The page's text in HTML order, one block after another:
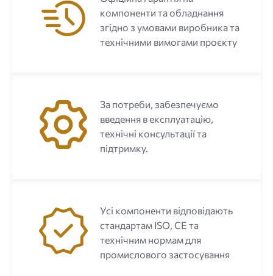
компоненти та обладнання
згідно з умовами виробника та
технічними вимогами проєкту
За потреби, забезпечуємо
введення в експлуатацію,
технічні консультації та
підтримку.
Усі компоненти відповідають
стандартам ISO, CE та
технічним нормам для
промислового застосування